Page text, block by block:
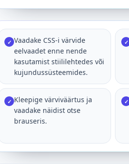
✓ Vaadake CSS-i värvide
eelvaadet enne nende
kasutamist stiililehtedes või
kujundussüsteemides.
✓
✓ Kleepige värviväärtus ja
vaadake näidist otse
brauseris.
✓